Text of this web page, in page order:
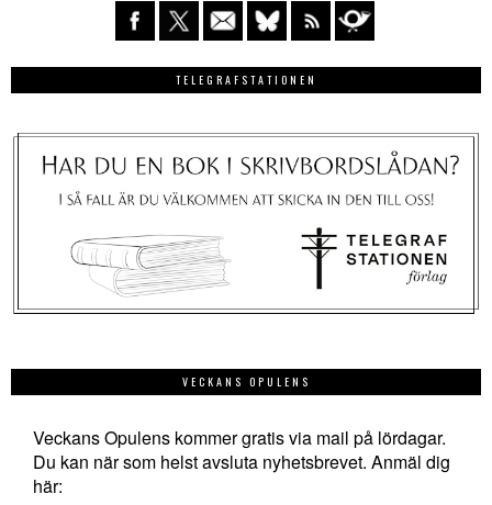
TELEGRAFSTATIONEN
VECKANS OPULENS
Veckans Opulens kommer gratis via mail på lördagar.
Du kan när som helst avsluta nyhetsbrevet. Anmäl dig
här: